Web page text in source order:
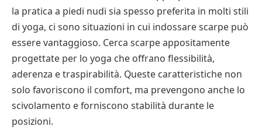
la pratica a piedi nudi sia spesso preferita in molti stili
di yoga, ci sono situazioni in cui indossare scarpe può
essere vantaggioso. Cerca scarpe appositamente
progettate per lo yoga che offrano flessibilità,
aderenza e traspirabilità. Queste caratteristiche non
solo favoriscono il comfort, ma prevengono anche lo
scivolamento e forniscono stabilità durante le
posizioni.